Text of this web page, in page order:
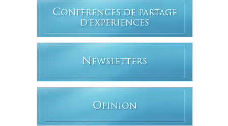
CONFÉRENCES DE PARTAGE
D'EXPERIENCES
N EWSLETTERS
OPINION